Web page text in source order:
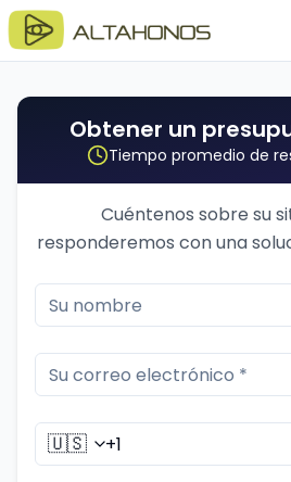
Obtener un
Tiempo promedio de
Cuéntenos sobre su
responderemos con una
🇺🇸